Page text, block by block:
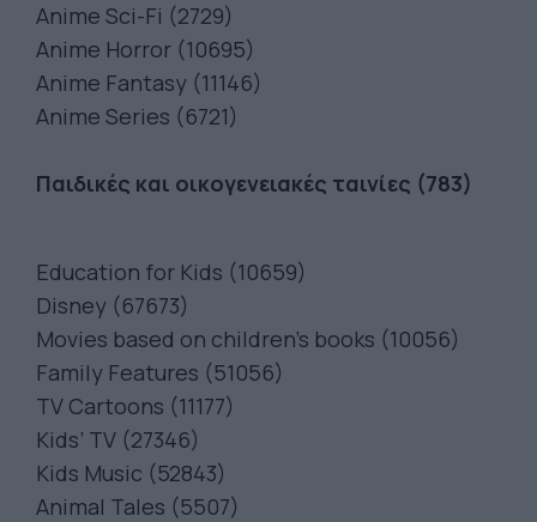
Anime Sci-Fi (2729)
Anime Horror (10695)
Anime Fantasy (11146)
Anime Series (6721)
Παιδικές και οικογενειακές ταινίες (783)
Education for Kids (10659)
Disney (67673)
Movies based on children’s books (10056)
Family Features (51056)
TV Cartoons (11177)
Kids’ TV (27346)
Kids Music (52843)
Animal Tales (5507)